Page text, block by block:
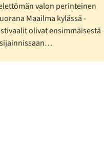
valon perinteinen
Maailma kylässä -
olivat ensimmäisestä